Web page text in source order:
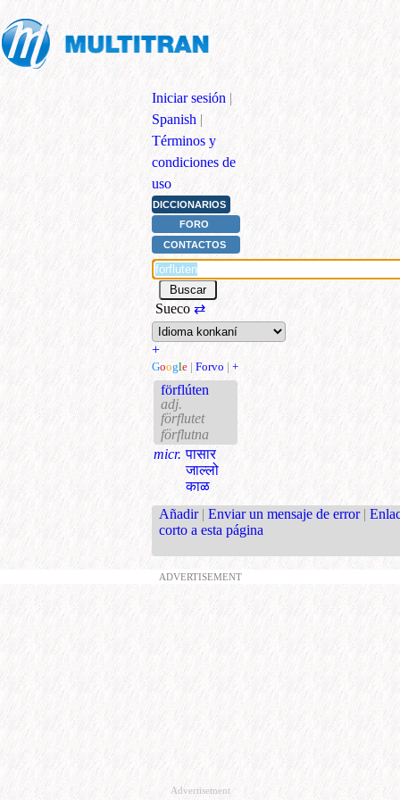
Iniciar sesión |
Spanish |
Términos y
condiciones de
uso
DICCIONARIOS
FORO
CONTACTOS
Sueco ⇄
+
Google | Forvo | +
förflúten
adj.
förflutet
förflutna
micr. पासार
जाल्लो
काळ
Añadir | Enviar un mensaje de error |
corto a esta página
ADVERTISEMENT
Advertisement